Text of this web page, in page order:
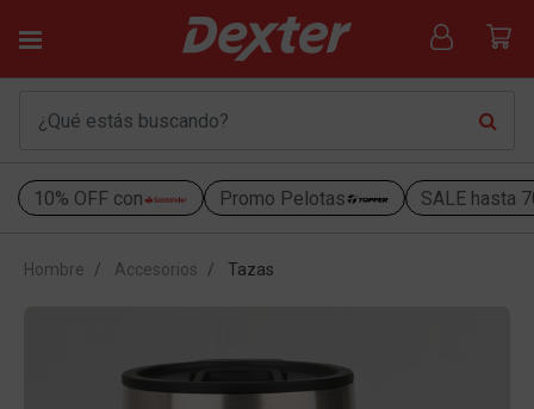
10% OFF con Promo Pelotas SALE hasta
Hombre Accesorios Tazas